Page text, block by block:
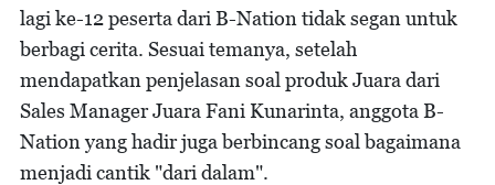
lagi ke-12 peserta dari B-Nation tidak segan untuk
berbagi cerita. Sesuai temanya, setelah
mendapatkan penjelasan soal produk Juara dari
Sales Manager Juara Fani Kunarinta, anggota B-
Nation yang hadir juga berbincang soal bagaimana
menjadi cantik "dari dalam".